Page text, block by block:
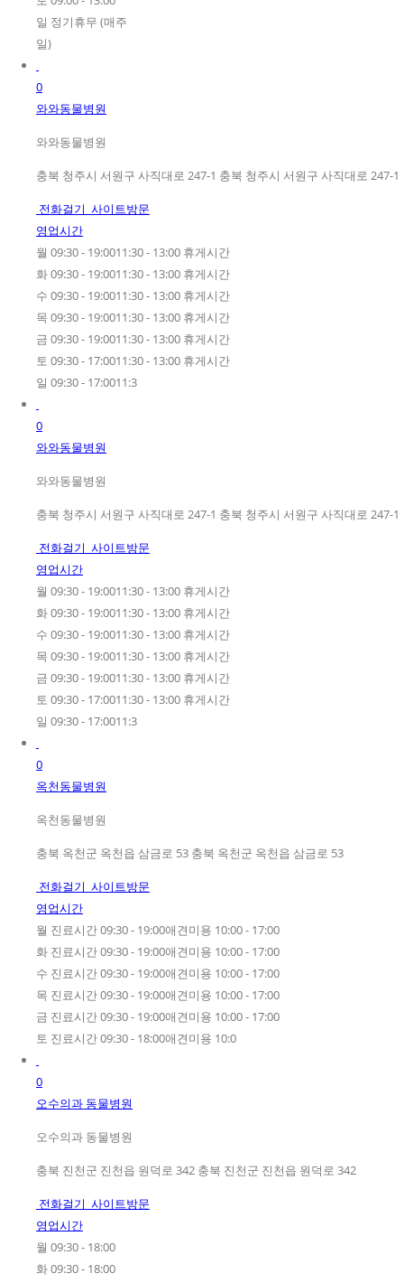
일 정기휴무 (매주
일)
0
와와동물병원
와와동물병원
충북 청주시 서원구 사직대로 247-1 충북 청주시 서원구 사직대로 247-1
전화걸기 사이트방문
영업시간
월 09:30 - 19:0011:30 - 13:00 휴게시간
화 09:30 - 19:0011:30 - 13:00 휴게시간
수 09:30 - 19:0011:30 - 13:00 휴게시간
목 09:30 - 19:0011:30 - 13:00 휴게시간
금 09:30 - 19:0011:30 - 13:00 휴게시간
토 09:30 - 17:0011:30 - 13:00 휴게시간
일 09:30 - 17:0011:3
0
와와동물병원
와와동물병원
충북 청주시 서원구 사직대로 247-1 충북 청주시 서원구 사직대로 247-1
전화걸기 사이트방문
영업시간
월 09:30 - 19:0011:30 - 13:00 휴게시간
화 09:30 - 19:0011:30 - 13:00 휴게시간
수 09:30 - 19:0011:30 - 13:00 휴게시간
목 09:30 - 19:0011:30 - 13:00 휴게시간
금 09:30 - 19:0011:30 - 13:00 휴게시간
토 09:30 - 17:0011:30 - 13:00 휴게시간
일 09:30 - 17:0011:3
0
옥천동물병원
옥천동물병원
충북 옥천군 옥천읍 삼금로 53 충북 옥천군 옥천읍 삼금로 53
전화걸기 사이트방문
영업시간
월 진료시간 09:30 - 19:00애견미용 10:00 - 17:00
화 진료시간 09:30 - 19:00애견미용 10:00 - 17:00
수 진료시간 09:30 - 19:00애견미용 10:00 - 17:00
목 진료시간 09:30 - 19:00애견미용 10:00 - 17:00
금 진료시간 09:30 - 19:00애견미용 10:00 - 17:00
토 진료시간 09:30 - 18:00애견미용 10:0
0
오수의과 동물병원
오수의과 동물병원
충북 진천군 진천읍 원덕로 342 충북 진천군 진천읍 원덕로 342
전화걸기 사이트방문
영업시간
월 09:30 - 18:00
화 09:30 - 18:00